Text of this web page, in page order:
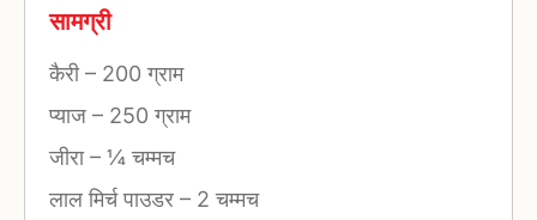
सामग्री
कैरी– 200 ग्राम
प्याज – 250 ग्राम
जीरा– ¼ चम्मच
लाल मिर्च पाउडर – 2 चम्मच